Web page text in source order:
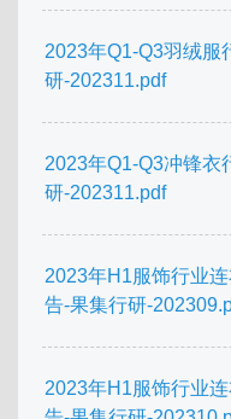
2023年Q1-Q3羽绒服
研-202311.pdf
2023年Q1-Q3冲锋衣
研-202311.pdf
2023年H1服饰行业
告-果集行研-
2023年H1服饰行业